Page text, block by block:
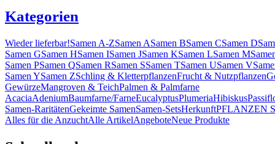
Kategorien
Wieder lieferbar!Samen A-ZSamen ASamen BSamen CSamen D
Samen GSamen HSamen ISamen JSamen KSamen LSamen M
Samen PSamen QSamen RSamen SSamen TSamen USamen V
Samen YSamen ZSchling & KletterpflanzenFrucht & Nutzpflanzen
GewürzeMangroven & TeichPalmen & Palmfarne
AcaciaAdeniumBaumfarne/FarneEucalyptusPlumeriaHibiskus
Samen-RaritätenGekeimte SamenSamen-SetsHerkunftPFLANZEN
Alles für die AnzuchtAlle ArtikelAngeboteNeue Produkte